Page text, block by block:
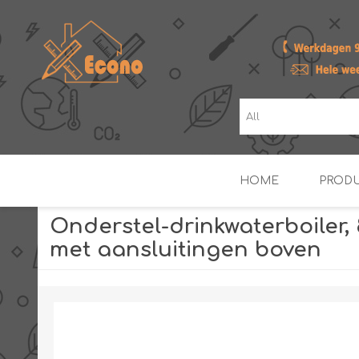
HOME
ZONNE- & PV-BOILERS BOILERS
Onderstel-drinkwaterboiler,
met aansluitingen boven